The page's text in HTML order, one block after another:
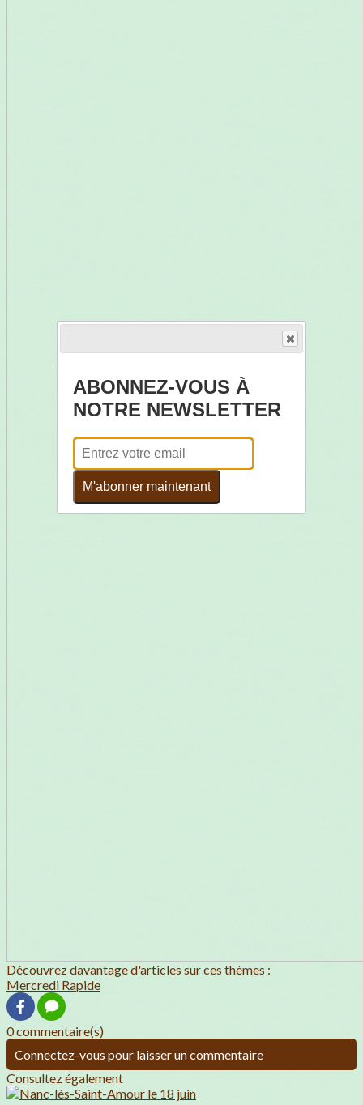
Découvrez davantage d'articles sur ces thèmes :
Mercredi Rapide
0 commentaire(s)
Connectez-vous pour laisser un commentaire
Consultez également
ABONNEZ-VOUS À
NOTRE NEWSLETTER
M'abonner maintenant